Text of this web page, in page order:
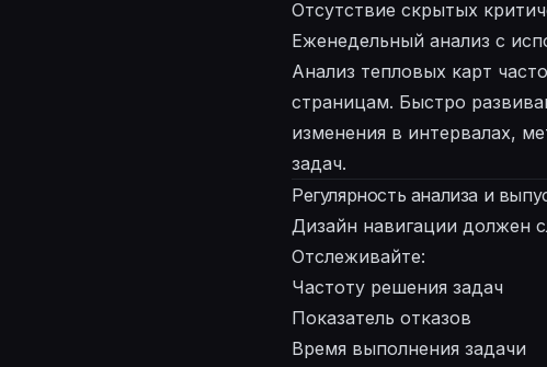
Отсутствие скрытых
Еженедельный анализ с
Анализ тепловых карт
страницам. Быстро
изменения в интервалах,
задач.
Регулярность анализа и
Дизайн навигации должен
Отслеживайте:
Частоту решения задач
Показатель отказов
Время выполнения задачи